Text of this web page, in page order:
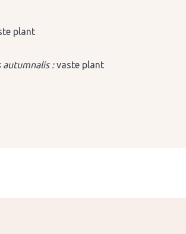
plant
autumnalis :vaste plant